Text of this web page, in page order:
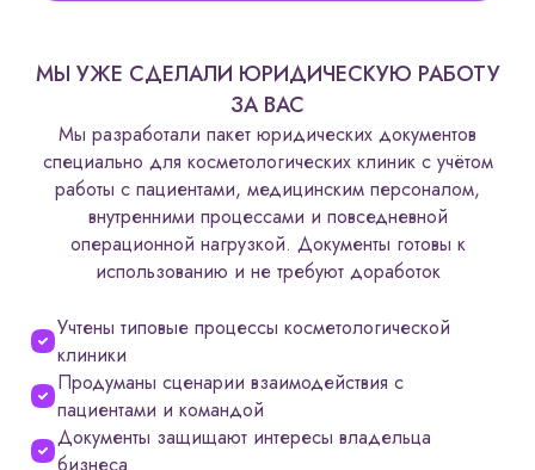
МЫ УЖЕ СДЕЛАЛИ ЮРИДИЧЕСКУЮ РАБОТУ
ЗА ВАС
Мы разработали пакет юридических документов
специально для косметологических клиник с учётом
работы с пациентами, медицинским персоналом,
внутренними процессами и повседневной
операционной нагрузкой. Документы готовы к
использованию и не требуют доработок
Учтены типовые процессы косметологической
клиники
Продуманы сценарии взаимодействия с
пациентами и командой
Документы защищают интересы владельца